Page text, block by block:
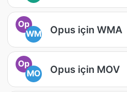
Op
WM
Opus için WMA
Op
MO
Opus için MOV